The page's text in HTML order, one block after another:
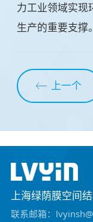
力工业领域实现
生产的重要支撑。
上一个
上海绿荫膜空间
联系邮箱：